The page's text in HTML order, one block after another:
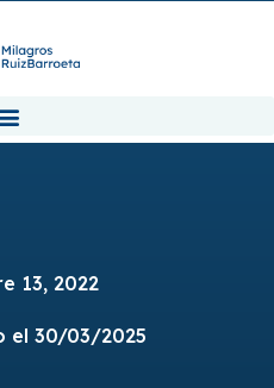
13, 2022
el 30/03/2025